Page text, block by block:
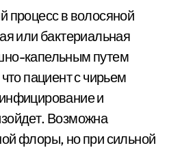
процесс в волосяной
или бактериальная
капельным путем
пациент с чирьем
и
Возможна
флоры, но при сильной